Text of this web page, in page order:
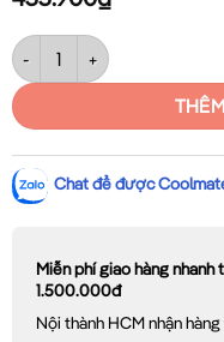
Ổ cắm gắn nổi kín nước 32A
Chat để được
Miễn phí giao hàng
1.500.000đ
Nội thành HCM nhận